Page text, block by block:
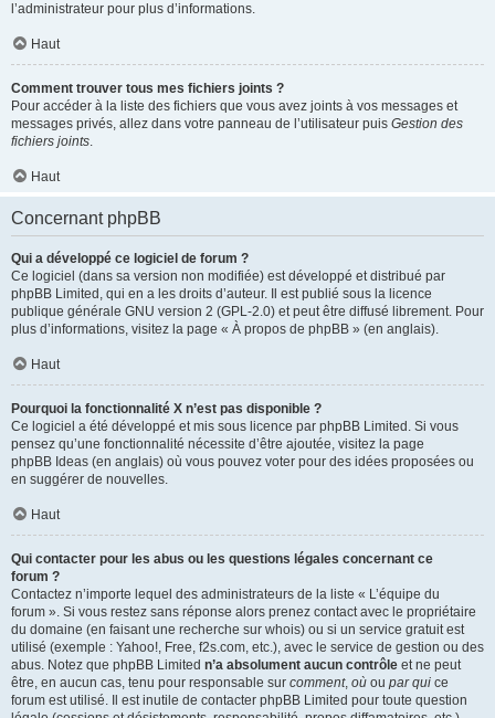
l’administrateur pour plus d’informations.
Haut
Comment trouver tous mes fichiers joints ?
Pour accéder à la liste des fichiers que vous avez joints à vos messages et
messages privés, allez dans votre panneau de l’utilisateur puis Gestion des
fichiers joints.
Haut
Concernant phpBB
Qui a développé ce logiciel de forum ?
Ce logiciel (dans sa version non modifiée) est développé et distribué par
phpBB Limited , qui en a les droits d’auteur. Il est publié sous la licence
publique générale GNU version 2 (GPL-2.0) et peut être diffusé librement. Pour
plus d’informations, visitez la page « À propos de phpBB » (en anglais).
Haut
Pourquoi la fonctionnalité X n’est pas disponible ?
Ce logiciel a été développé et mis sous licence par phpBB Limited. Si vous
pensez qu’une fonctionnalité nécessite d’être ajoutée, visitez la page
phpBB Ideas (en anglais) où vous pouvez voter pour des idées proposées ou
en suggérer de nouvelles.
Haut
Qui contacter pour les abus ou les questions légales concernant ce
forum ?
Contactez n’importe lequel des administrateurs de la liste « L’équipe du
forum ». Si vous restez sans réponse alors prenez contact avec le propriétaire
du domaine (en faisant une recherche sur whois) ou si un service gratuit est
utilisé (exemple : Yahoo!, Free, f2s.com, etc.), avec le service de gestion ou des
abus. Notez que phpBB Limited n’a absolument aucun contrôle et ne peut
être, en aucun cas, tenu pour responsable sur comment, où ou par qui ce
forum est utilisé. Il est inutile de contacter phpBB Limited pour toute question